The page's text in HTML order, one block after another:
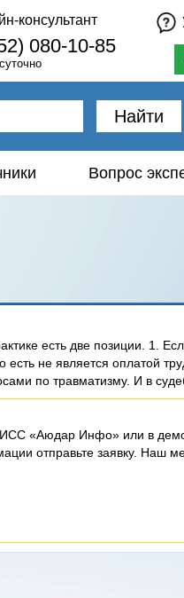
консультант
080-10-85
Найти
Вопрос
есть две позиции. 1.
не является оплатой
по травматизму. И в
ИСС «Аюдар Инфо» или в
отправьте заявку. Наш